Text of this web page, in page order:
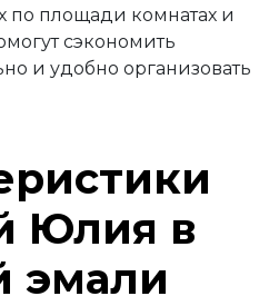
по площади комнатах и
сэкономить
и удобно организовать
Юлия в
эмали